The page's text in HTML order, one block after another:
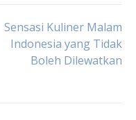
Sensasi Kuliner Malam
Indonesia yang Tidak
Boleh Dilewatkan